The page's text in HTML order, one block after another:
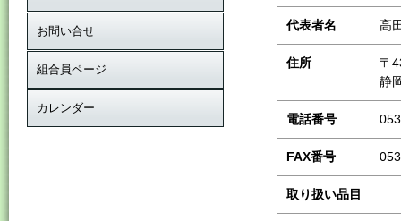
代表者名 高
住所
〒
静
電話番号
FAX番号
取り扱い品目
お問い合せ
組合員ページ
カレンダー